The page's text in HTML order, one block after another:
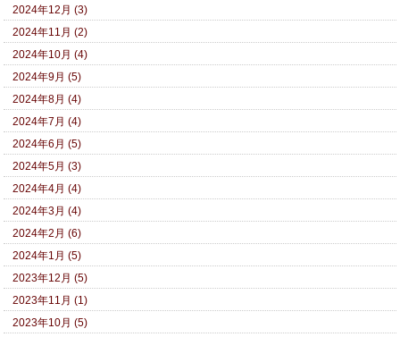
2024年12月 (3)
2024年11月 (2)
2024年10月 (4)
2024年9月 (5)
2024年8月 (4)
2024年7月 (4)
2024年6月 (5)
2024年5月 (3)
2024年4月 (4)
2024年3月 (4)
2024年2月 (6)
2024年1月 (5)
2023年12月 (5)
2023年11月 (1)
2023年10月 (5)